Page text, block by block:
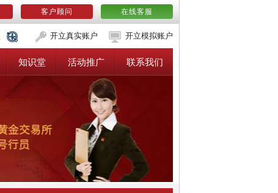
客户顾问 在线客服
开立真实账户 开立模拟账户
知识堂 活动推广 联系我们